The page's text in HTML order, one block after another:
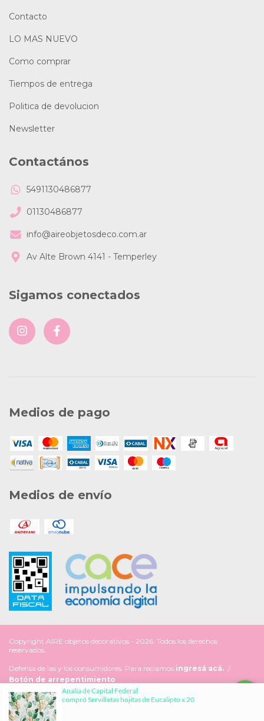
Contacto
LO MAS NUEVO
Como comprar
Tiempos de entrega
Politica de devolucion
Newsletter
Contactános
5491130486877
01130486877
info@aireobjetosdeco.com.ar
Av Alte Brown 4141 - Temperley
Sigamos conectados
Medios de pago
Medios de envío
Copyright AIRE objetos decorativos - 2026. Todos los derechos
reservados.
Defensa de las y los consumidores. Para reclamos ingresá acá. /
Botón de arrepentimiento